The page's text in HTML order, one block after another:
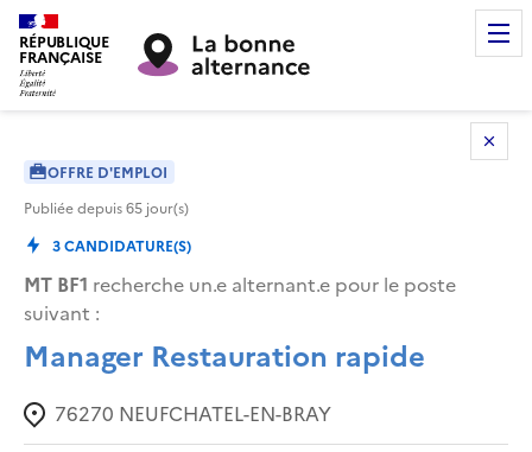
RÉPUBLIQUE
FRANÇAISE
OFFRE D'EMPLOI
Publiée depuis65 jour(s)
3CANDIDATURE(S)
MT BF1 recherche un.e alternant.e pour le poste
suivant :
Manager Restauration rapide
76270 NEUFCHATEL-EN-BRAY